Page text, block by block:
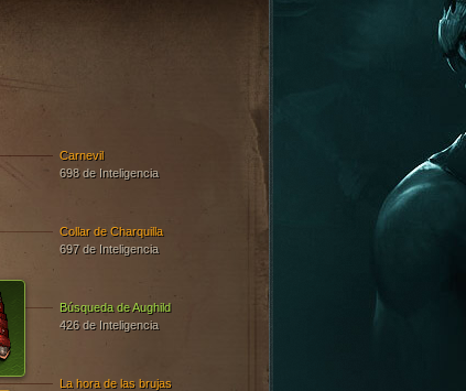
Carnevil
698 de Inteligencia
Búsqueda de Aughild
426 de Inteligencia
La hora de las brujas
Collar de Charquilla
697 de Inteligencia